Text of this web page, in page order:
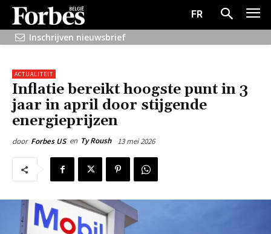
FR
Inschrijven nieuwsbrief
ACTUALITEIT
Inflatie bereikt hoogste punt in 3
jaar in april door stijgende
energieprijzen
door Forbes US en Ty Roush 13 mei 2026